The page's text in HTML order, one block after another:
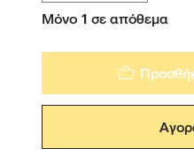
Μόνο 1 σε απόθεμα